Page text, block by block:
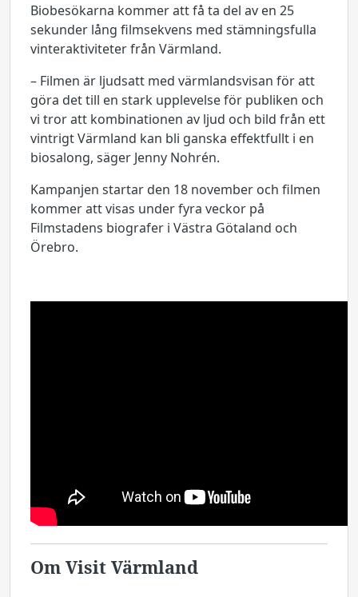
Biobesökarna kommer att få ta del av en 25
sekunder lång filmsekvens med stämningsfulla
vinteraktiviteter från Värmland.
– Filmen är ljudsatt med värmlandsvisan för att
göra det till en stark upplevelse för publiken och
vi tror att kombinationen av ljud och bild från ett
vintrigt Värmland kan bli ganska effektfullt i en
biosalong, säger Jenny Nohrén.
Kampanjen startar den 18 november och filmen
kommer att visas under fyra veckor på
Filmstadens biografer i Västra Götaland och
Örebro.
Om Visit Värmland